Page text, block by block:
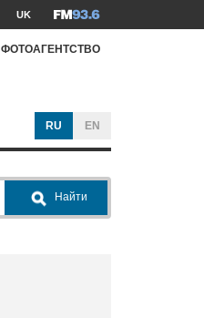
UK
ФОТОАГЕНТСТВО
RU EN
Найти